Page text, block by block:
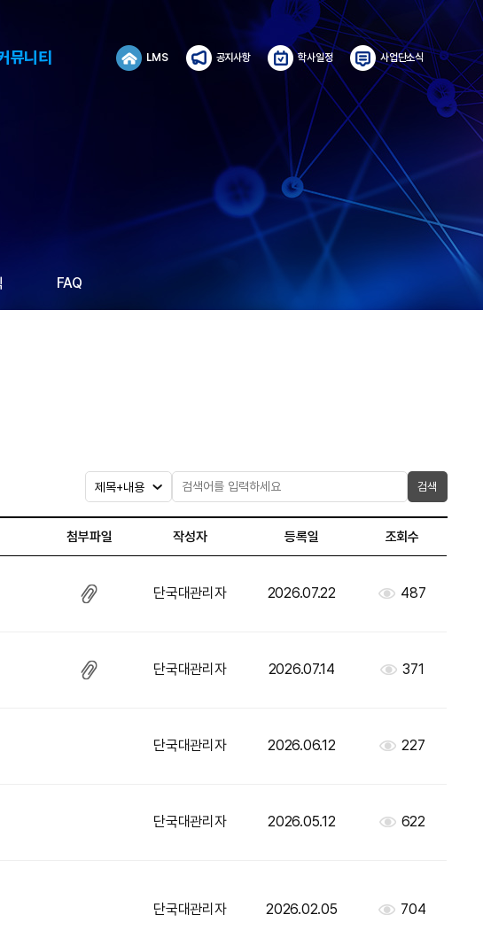
LMS 공지사항 학사일정 사업단소식
뮤니티
FAQ
검색
첨부파일 작성자 등록일 조회수
단국대관리자 2026.07.22 487
단국대관리자 2026.07.14 371
단국대관리자 2026.06.12 227
단국대관리자 2026.05.12 622
단국대관리자 2026.02.05 704